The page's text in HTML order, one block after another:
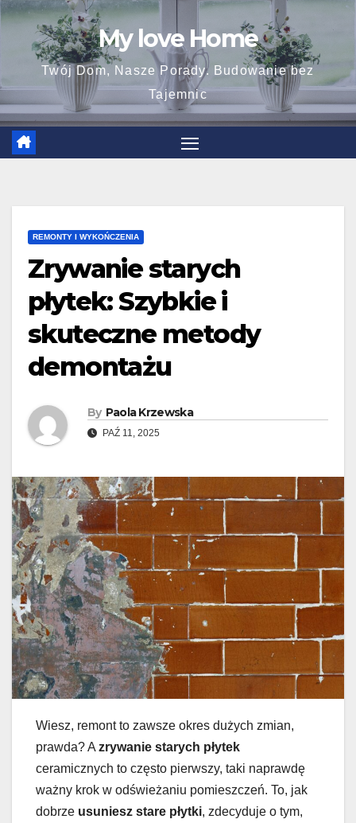
Skip
content
My love Home
Twój Dom, Nasze Porady. Budowanie bez
Tajemnic
REMONTY I WYKOŃCZENIA
Zrywanie starych
płytek: Szybkie i
skuteczne metody
demontażu
By Paola Krzewska
PAŹ 11, 2025
Wiesz, remont to zawsze okres dużych zmian,
prawda? A zrywanie starych płytek
ceramicznych to często pierwszy, taki naprawdę
ważny krok w odświeżaniu pomieszczeń. To, jak
dobrze usuniesz stare płytki, zdecyduje o tym,